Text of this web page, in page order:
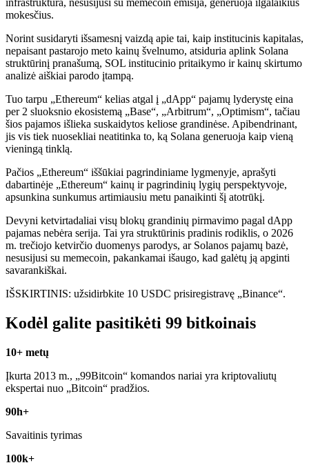
mokesčius.
Norint susidaryti išsamesnį vaizdą apie tai, kaip institucinis kapitalas,
nepaisant pastarojo meto kainų švelnumo, atsiduria aplink Solana
struktūrinį pranašumą, SOL institucinio pritaikymo ir kainų skirtumo
analizė aiškiai parodo įtampą.
Tuo tarpu „Ethereum“ kelias atgal į „dApp“ pajamų lyderystę eina
per 2 sluoksnio ekosistemą „Base“, „Arbitrum“, „Optimism“, tačiau
šios pajamos išlieka suskaidytos keliose grandinėse. Apibendrinant,
jis vis tiek nuosekliai neatitinka to, ką Solana generuoja kaip vieną
vieningą tinklą.
Pačios „Ethereum“ iššūkiai pagrindiniame lygmenyje, aprašyti
dabartinėje „Ethereum“ kainų ir pagrindinių lygių perspektyvoje,
apsunkina sunkumus artimiausiu metu panaikinti šį atotrūkį.
Devyni ketvirtadaliai visų blokų grandinių pirmavimo pagal dApp
pajamas nebėra serija. Tai yra struktūrinis pradinis rodiklis, o 2026
m. trečiojo ketvirčio duomenys parodys, ar Solanos pajamų bazė,
nesusijusi su memecoin, pakankamai išaugo, kad galėtų ją apginti
savarankiškai.
IŠSKIRTINIS: užsidirbkite 10 USDC prisiregistravę „Binance“.
Kodėl galite pasitikėti 99 bitkoinais
10+ metų
Įkurta 2013 m., „99Bitcoin“ komandos nariai yra kriptovaliutų
ekspertai nuo „Bitcoin“ pradžios.
90h+
Savaitinis tyrimas
100k+